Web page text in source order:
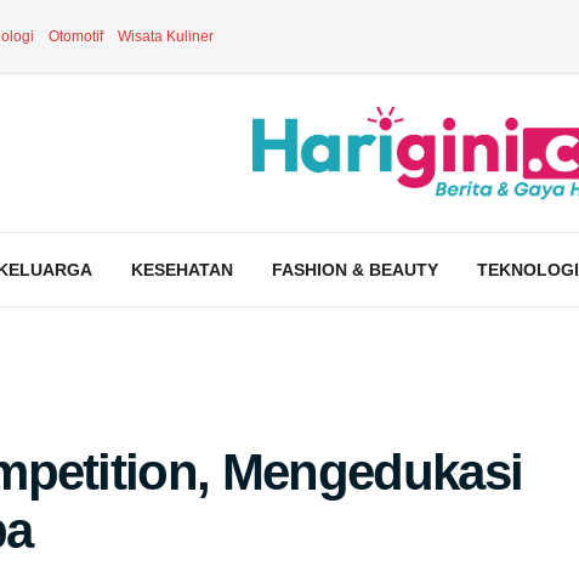
Otomotif Wisata Kuliner
KESEHATAN FASHION & BEAUTY TEKNOLOGI
Mengedukasi